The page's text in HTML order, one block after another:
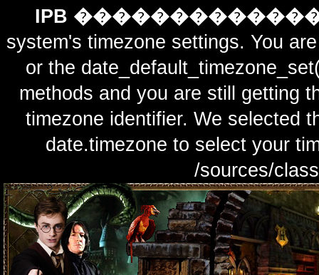
IPB
system's timezone settings. You
or the
methods and you are still getting
timezone identifier. We selected
date.timezone to select
/sources/